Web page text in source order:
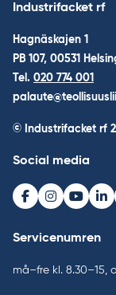
Industrifacket rf
Hagnäskajen 1
PB 107, 00531
Tel. 020 774 001
© Industrifacket rf
Social media
Facebook
Instagram
Servicenumren
må–fre kl. 8.30–15,